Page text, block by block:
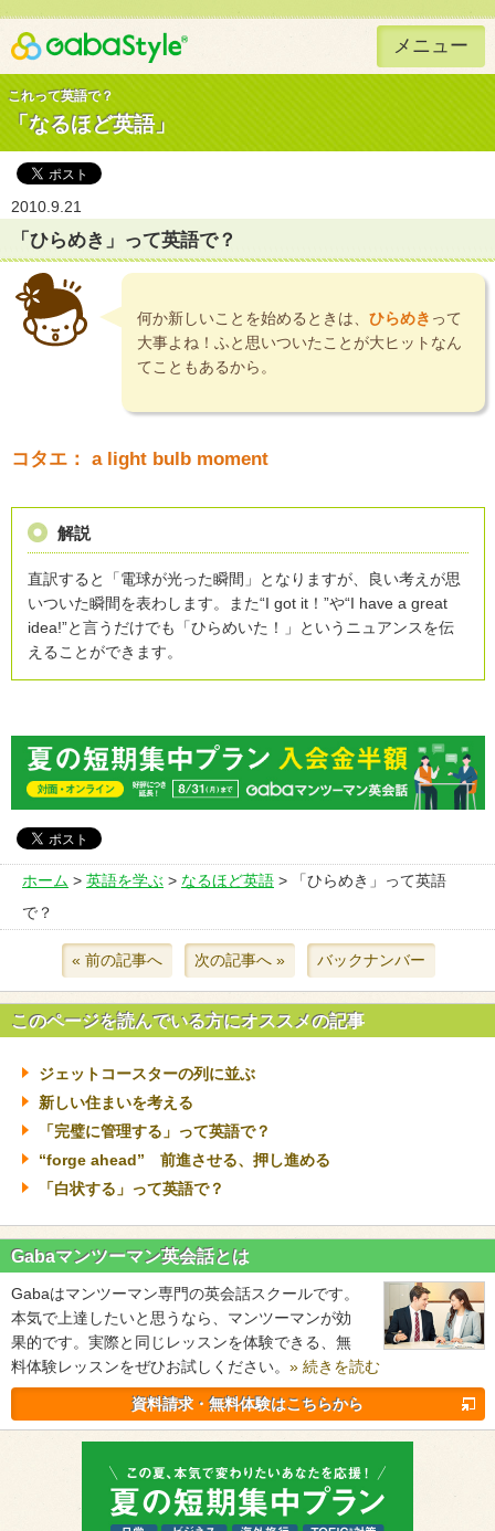
Gaba Style 無料で英語学習 メニュー
これって英語で？
「なるほど英語」
2010.9.21
「ひらめき」って英語で？
何か新しいことを始めるときは、 ひらめき って
大事よね！ふと思いついたことが大ヒットなん
てこともあるから。
コタエ： a light bulb moment
解説
直訳すると「電球が光った瞬間」となりますが、良い考えが思
いついた瞬間を表わします。また“I got it！”や“I have a great
idea!”と言うだけでも「ひらめいた！」というニュアンスを伝
えることができます。
ホーム > 英語を学ぶ > なるほど英語 > 「ひらめき」って英語
で？
« 前の記事へ 次の記事へ » バックナンバー
このページを読んでいる方にオススメの記事
ジェットコースターの列に並ぶ
新しい住まいを考える
「完璧に管理する」って英語で？
“forge ahead” 前進させる、押し進める
「白状する」って英語で？
Gabaマンツーマン英会話とは
Gabaはマンツーマン専門の英会話スクールです。
本気で上達したいと思うなら、マンツーマンが効
果的です。実際と同じレッスンを体験できる、無
料体験レッスンをぜひお試しください。 » 続きを読む
資料請求・無料体験はこちらから